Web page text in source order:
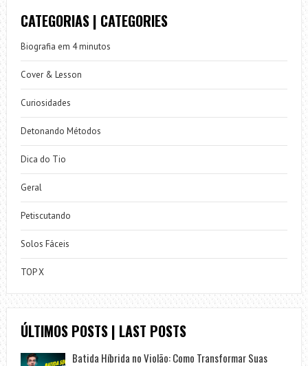
CATEGORIAS | CATEGORIES
Biografia em 4 minutos
Cover & Lesson
Curiosidades
Detonando Métodos
Dica do Tio
Geral
Petiscutando
Solos Fáceis
TOP X
ÚLTIMOS POSTS | LAST POSTS
Batida Híbrida no Violão: Como Transformar Suas